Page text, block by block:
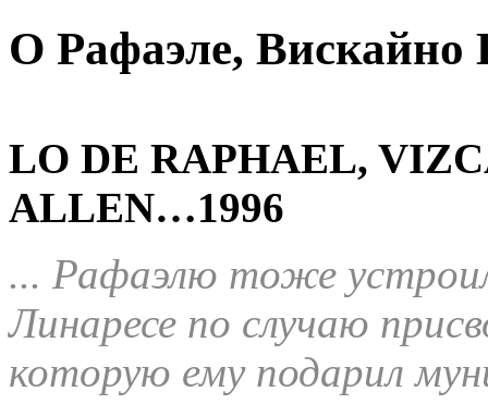
О Рафаэле, Вискайно
LO DE RAPHAEL,
ALLEN…1996
... Рафаэлю тоже
Линаресе по случаю
которую ему подарил